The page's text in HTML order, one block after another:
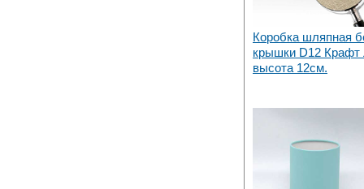
Коробка шляпная
крышки D12 Крафт
высота 12см.